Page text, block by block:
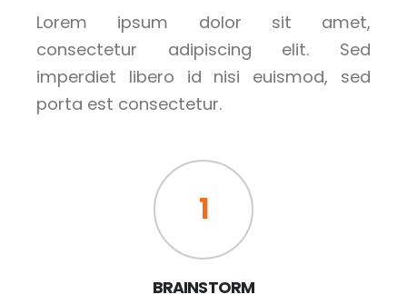
Lorem ipsum dolor sit amet,
consectetur adipiscing elit. Sed
imperdiet libero id nisi euismod, sed
porta est consectetur.
1
BRAINSTORM